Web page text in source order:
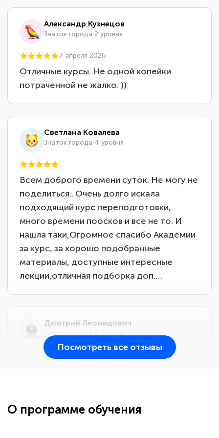
Александр Кузнецов
Знаток города 2 уровня
7 апреля 2026
Отличные курсы. Не одной копейки
потраченной не жалко. ))
Светлана Ковалева
Знаток города 4 уровня
Всем доброго времени суток. Не могу не
поделиться.. Очень долго искала
подходящий курс переподготовки,
много времени поосков и все не то. И
нашла таки,Огромное спасибо Академии
за курс, за хорошо подобранные
материалы, доступные интересные
лекции,отличная подборка доп.…
Дмитрий Леонидович
большое количество методических
Посмотреть все отзывы
О программе обучения